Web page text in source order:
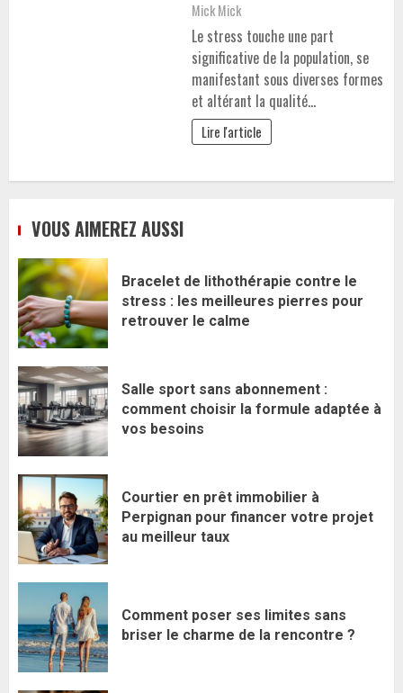
Mick Mick
Le stress touche une part
significative de la population, se
manifestant sous diverses formes
et altérant la qualité…
Lire l'article
VOUS AIMEREZ AUSSI
Bracelet de lithothérapie contre le
stress : les meilleures pierres pour
retrouver le calme
Salle sport sans abonnement :
comment choisir la formule adaptée à
vos besoins
Courtier en prêt immobilier à
Perpignan pour financer votre projet
au meilleur taux
Comment poser ses limites sans
briser le charme de la rencontre ?